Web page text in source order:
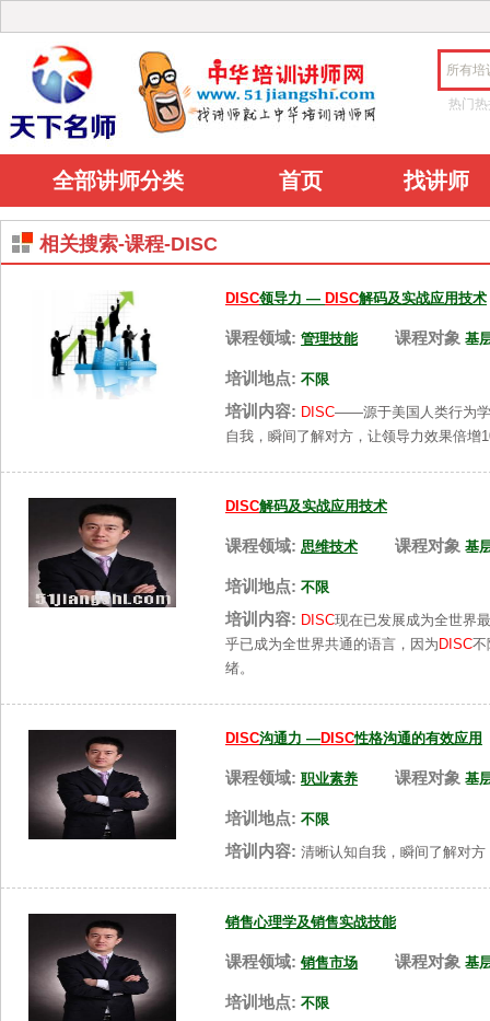
所有培
热门
全部讲师分类 首页 找讲师
相关搜索-课程-DISC
DISC领导力 — DISC解码及实战应用技术
课程领域: 管理技能 课程对象 基
培训地点: 不限
培训内容: DISC——源于美国人类行为学
自我，瞬间了解对方，让领导力效果倍增
DISC解码及实战应用技术
课程领域: 思维技术 课程对象 基
培训地点: 不限
培训内容: DISC现在已发展成为全世界
乎已成为全世界共通的语言，因为 DISC不
绪。
DISC沟通力 —DISC性格沟通的有效应用
课程领域: 职业素养 课程对象 基
培训地点: 不限
培训内容: 清晰认知自我，瞬间了解对
销售心理学及销售实战技能
课程领域: 销售市场 课程对象 基
培训地点: 不限